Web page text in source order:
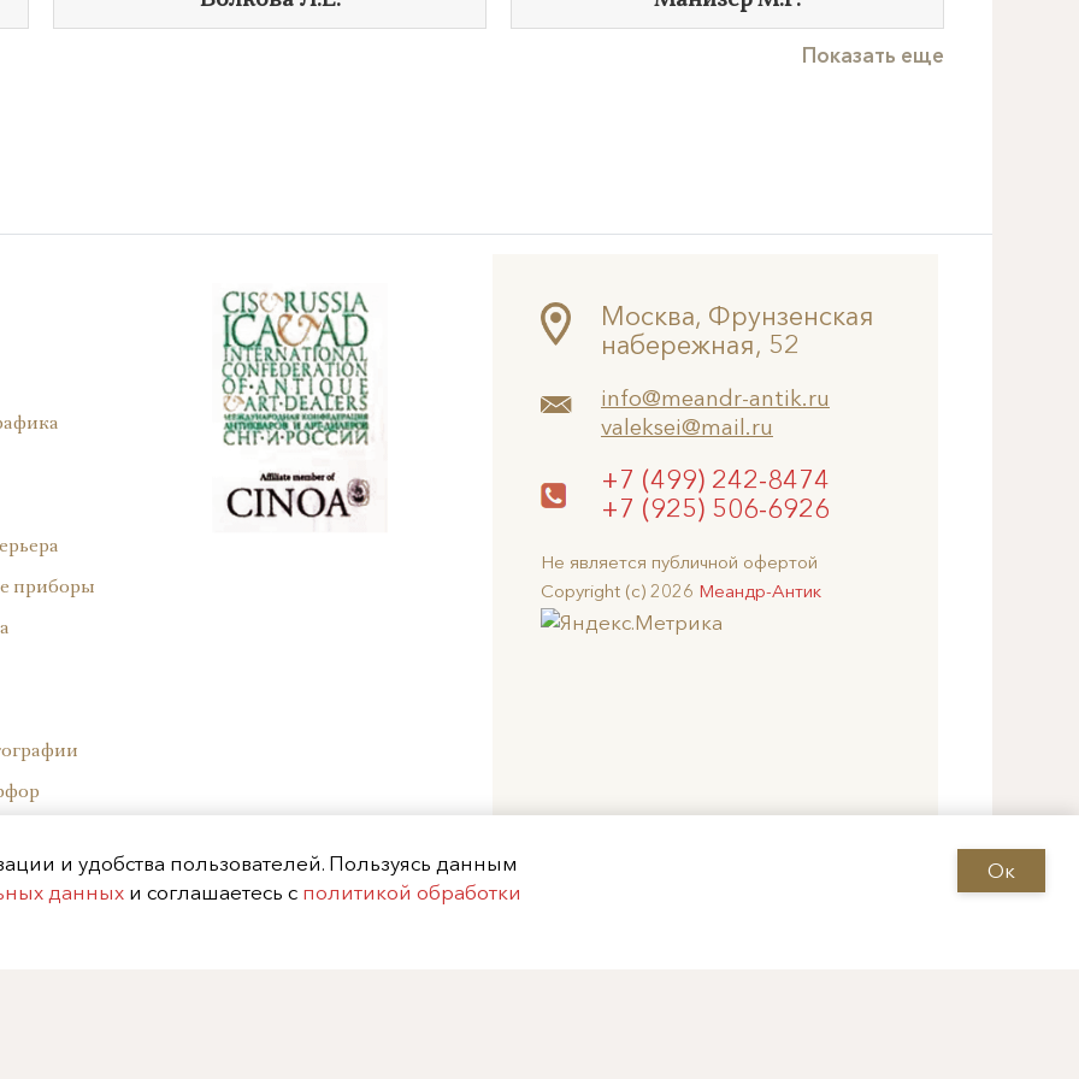
Показать еще
приборы
Москва, Фрунзенская
набережная, 52
info@meandr-antik.ru
valeksei@mail.ru
+7 (499) 242-8474
+7 (925) 506-6926
Не является публичной офертой
Copyright (c) 2026 Меандр-Антик
и удобства пользователей. Пользуясь данным
данных и соглашаетесь с политикой обработки
Ок